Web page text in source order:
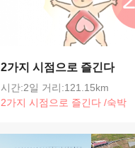
2가지 시점으로 즐긴다
시간:2일 거리:121.15km
2가지 시점으로 즐긴다 /숙박